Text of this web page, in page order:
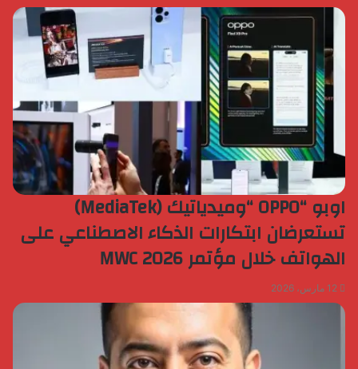
اوبو “OPPO “وميدياتيك (MediaTek)
تستعرضان ابتكارات الذكاء الاصطناعي على
الهواتف خلال مؤتمر MWC 2026
12 مارس، 2026